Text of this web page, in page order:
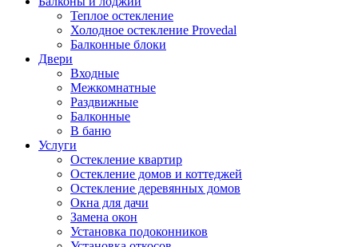
Теплое остекление
Холодное остекление Provedal
Балконные блоки
Двери
Входные
Межкомнатные
Раздвижные
Балконные
В баню
Услуги
Остекление квартир
Остекление домов и коттеджей
Остекление деревянных домов
Окна для дачи
Замена окон
Установка подоконников